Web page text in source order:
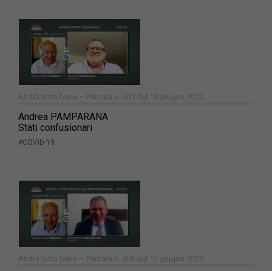
Andrà tutto bene – Puntata n. 301 del 18 giugno 2020
Andrea PAMPARANA
Stati confusionari
#COVID-19
Andrà tutto bene – Puntata n. 300 del 17 giugno 2020